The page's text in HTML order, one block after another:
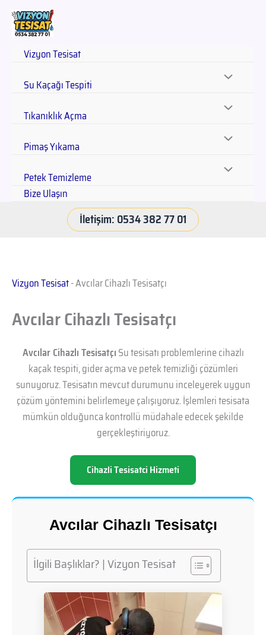
Vizyon Tesisat
Su Kaçağı Tespiti
Tıkanıklık Açma
Pimaş Yıkama
Petek Temizleme
Bize Ulaşın
İletişim: 0534 382 77 01
Vizyon Tesisat-Avcılar Cihazlı Tesisatçı
Avcılar Cihazlı Tesisatçı
Avcılar Cihazlı TesisatçıSu tesisatı problemlerine cihazlı
kaçak tespiti, gider açma ve petek temizliği çözümleri
sunuyoruz. Tesisatın mevcut durumunu inceleyerek uygun
çözüm yöntemini belirlemeye çalışıyoruz. İşlemleri tesisata
mümkün olduğunca kontrollü müdahale edecek şekilde
gerçekleştiriyoruz.
Cihazli Tesisatci Hizmeti
Avcılar Cihazlı Tesisatçı
İlgili Başlıklar? | Vizyon Tesisat